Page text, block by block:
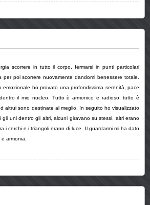
scorrere in tutto il corpo, fermarsi in punti particolari
poi scorrere nuovamente dandomi benessere totale.
emozionale ho provato una profondissima serenità, pace
il mio nucleo. Tutto è armonico e radioso, tutto è
altrui sono destinate al meglio. In seguito ho visualizzato
gli uni dentro gli altri, alcuni giravano su stessi, altri erano
i cerchi e i triangoli erano di luce. Il guardarmi mi ha dato
armonia.